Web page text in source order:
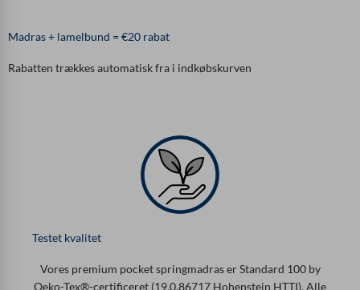
e
9
a
Madras + lamelbund = €20 rabat
Rabatten trækkes automatisk fra i indkøbskurven
Testet kvalitet
Vores premium pocket springmadras er Standard 100 by
Oeko-Tex®-certificeret (19.0.86717 Hohenstein HTTI). Alle